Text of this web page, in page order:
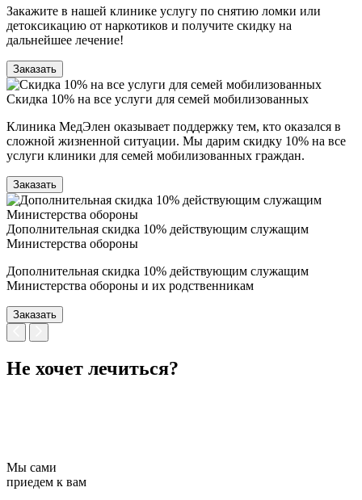
Закажите в нашей клинике услугу по снятию ломки или
детоксикацию от наркотиков и получите скидку на
дальнейшее лечение!
Заказать
Скидка 10% на все услуги для семей мобилизованных
Клиника МедЭлен оказывает поддержку тем, кто оказался в
сложной жизненной ситуации. Мы дарим скидку 10% на все
услуги клиники для семей мобилизованных граждан.
Заказать
Дополнительная скидка 10% действующим служащим
Министерства обороны
Дополнительная скидка 10% действующим служащим
Министерства обороны и их родственникам
Заказать
Не хочет лечиться?
Мы сами
приедем к вам